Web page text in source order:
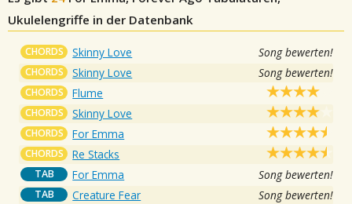
Ukulelengriffe in der Datenbank
CHORDS Skinny Love Song bewerten!
CHORDS Skinny Love Song bewerten!
CHORDS Flume
CHORDS Skinny Love
CHORDS For Emma
CHORDS Re Stacks
TAB For Emma Song bewerten!
TAB Creature Fear Song bewerten!